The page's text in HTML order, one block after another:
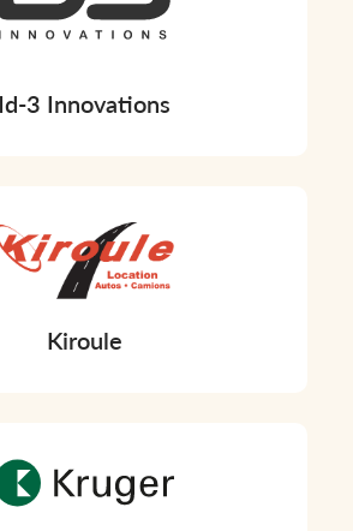
Id-3 Innovations
Kiroule